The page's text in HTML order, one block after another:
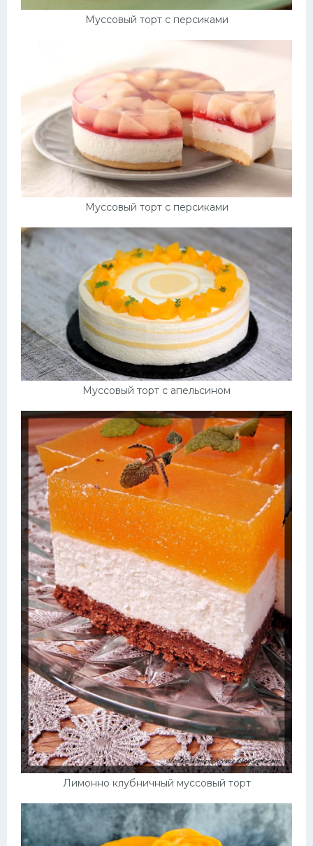
Муссовый торт с персиками
Муссовый торт с персиками
Муссовый торт с апельсином
Лимонно клубничный муссовый торт